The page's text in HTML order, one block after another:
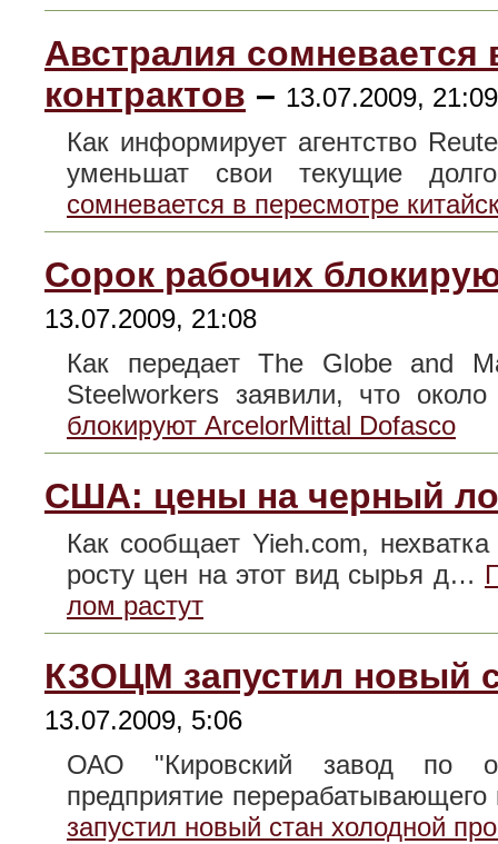
Австралия сомневается
контрактов – 13.07.2009, 21:09
Как информирует агентство
уменьшат свои текущие
сомневается в пересмотре
Сорок рабочих
13.07.2009, 21:08
Как передает The Globe and
Steelworkers заявили, что
блокируют ArcelorMittal Dofasco
США: цены на черный
Как сообщает Yieh.com,
росту цен на этот вид сырья д…
лом растут
КЗОЦМ запустил новый
13.07.2009, 5:06
ОАО "Кировский завод по
предприятие
запустил новый стан холодной